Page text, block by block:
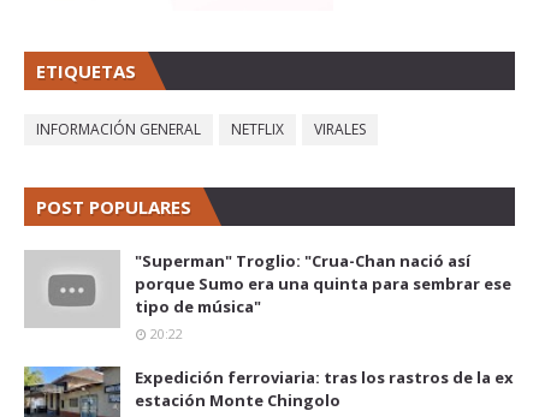
ETIQUETAS
INFORMACIÓN GENERAL NETFLIX VIRALES
POST POPULARES
"Superman" Troglio: "Crua-Chan nació así
porque Sumo era una quinta para sembrar ese
tipo de música"
20:22
Expedición ferroviaria: tras los rastros de la ex
estación Monte Chingolo